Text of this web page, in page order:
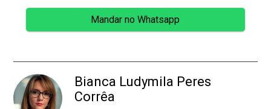
Mandar no Whatsapp
Bianca Ludymila Peres
Corrêa